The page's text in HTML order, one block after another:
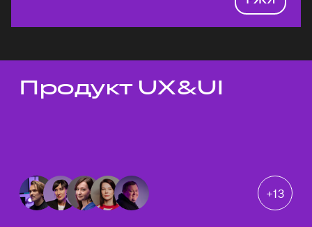
Темы докладов
Продукт UX&UI
+13